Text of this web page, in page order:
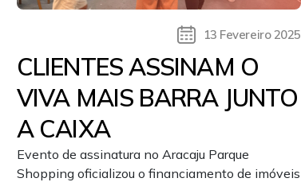
13 Fevereiro 2025
CLIENTES ASSINAM O
VIVA MAIS BARRA JUNTO
A CAIXA
Evento de assinatura no Aracaju Parque
Shopping oficializou o financiamento de imóveis